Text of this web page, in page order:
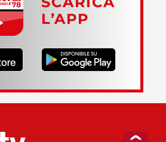
L’APP